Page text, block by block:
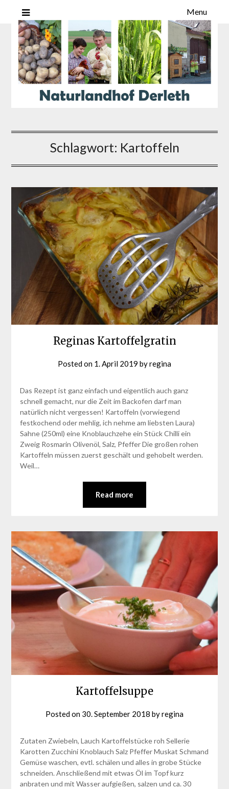
Menu
Schlagwort: Kartoffeln
Reginas Kartoffelgratin
Posted on 1. April 2019 byregina
Das Rezept ist ganz einfach und eigentlich auch ganz
schnell gemacht, nur die Zeit im Backofen darf man
natürlich nicht vergessen! Kartoffeln (vorwiegend
festkochend oder mehlig, ich nehme am liebsten Laura)
Sahne (250ml) eine Knoblauchzehe ein Stück Chilli ein
Zweig Rosmarin Olivenöl, Salz, Pfeffer Die großen rohen
Kartoffeln müssen zuerst geschält und gehobelt werden.
Weil…
Read more
Kartoffelsuppe
Posted on 30. September 2018 byregina
Zutaten Zwiebeln, Lauch Kartoffelstücke roh Sellerie
Karotten Zucchini Knoblauch Salz Pfeffer Muskat Schmand
Gemüse waschen, evtl. schälen und alles in grobe Stücke
schneiden. Anschließend mit etwas Öl im Topf kurz
anbraten und mit Wasser aufgießen, salzen und ca. 30